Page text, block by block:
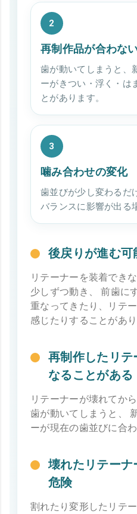
2
再制作品が合わな
歯が動いてしまうと、
ーがきつい・浮く・は
とがあります。
3
噛み合わせの変化
歯並びが少し変わるだ
バランスに影響が出る
後戻りが進む可
リテーナーを装着でき
少しずつ動き、 前歯に
重なってきたり、リテ
感じたりすることがあり
再制作したリテ
なることがある
リテーナーが壊れてか
歯が動いてしまうと、
ーが現在の歯並びに合
壊れたリテーナ
危険
割れたり変形したリテ